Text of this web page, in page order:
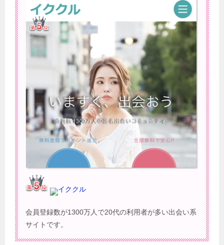
イククル
会員登録数が1300万人で20代の利用者が多い出会い系
サイトです。